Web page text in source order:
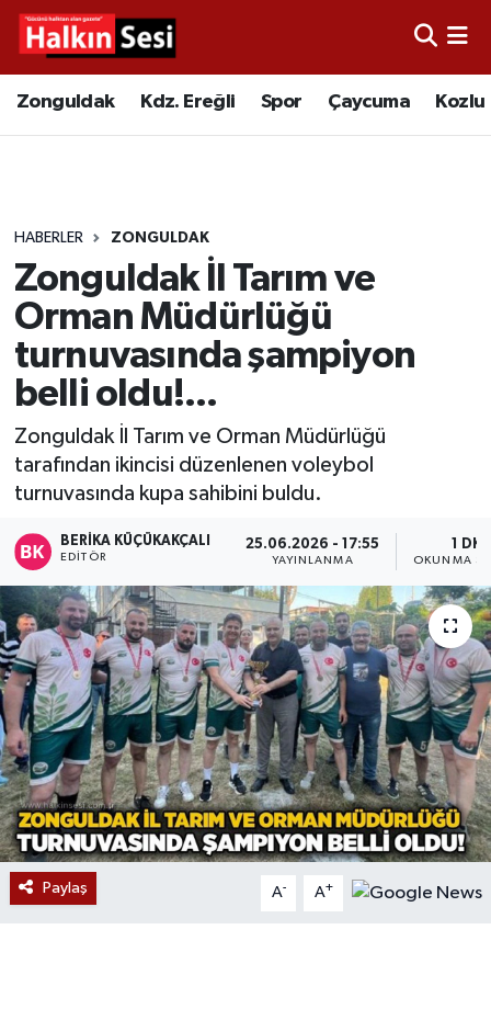
Zonguldak Kdz. Ereğli Spor Çaycuma Kozlu
HABERLER ZONGULDAK
Zonguldak İl Tarım ve
Orman Müdürlüğü
turnuvasında şampiyon
belli oldu!...
Zonguldak İl Tarım ve Orman Müdürlüğü
tarafından ikincisi düzenlenen voleybol
turnuvasında kupa sahibini buldu.
BERIKA KÜÇÜKAKÇALI
EDITÖR
25.06.2026 - 17:55
YAYINLANMA
1 DK
OKUNMA
Paylaş A- A+
Video
Çaycuma
Alaplı
Asayiş
Karabük
Devrek
Bolu
ÇEVRE
BİLİM VE TEKNOLOJİ
DUNYA
Düzce
Eğitim
Merkez Hava Durumu
Tüm Manşetler
Son Dakika Haberleri